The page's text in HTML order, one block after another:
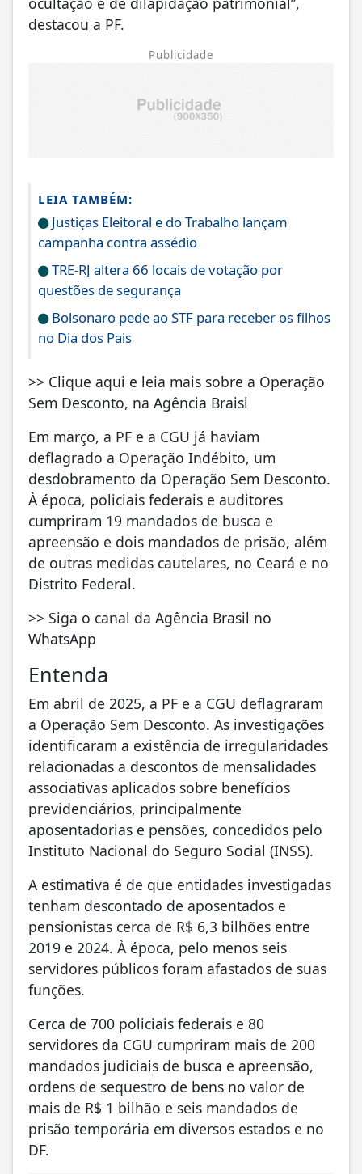
destacou a PF.
Publicidade
LEIA TAMBÉM:
Justiças Eleitoral e do Trabalho lançam
campanha contra assédio
TRE-RJ altera 66 locais de votação por
questões de segurança
Bolsonaro pede ao STF para receber os filhos
no Dia dos Pais
>> Clique aqui e leia mais sobre a Operação
Sem Desconto, na Agência Braisl
Em março, a PF e a CGU já haviam
deflagrado a Operação Indébito, um
desdobramento da Operação Sem Desconto.
À época, policiais federais e auditores
cumpriram 19 mandados de busca e
apreensão e dois mandados de prisão, além
de outras medidas cautelares, no Ceará e no
Distrito Federal.
>> Siga o canal da Agência Brasil no
WhatsApp
Entenda
Em abril de 2025, a PF e a CGU deflagraram
a Operação Sem Desconto. As investigações
identificaram a existência de irregularidades
relacionadas a descontos de mensalidades
associativas aplicados sobre benefícios
previdenciários, principalmente
aposentadorias e pensões, concedidos pelo
Instituto Nacional do Seguro Social (INSS).
A estimativa é de que entidades investigadas
tenham descontado de aposentados e
pensionistas cerca de R$ 6,3 bilhões entre
2019 e 2024. À época, pelo menos seis
servidores públicos foram afastados de suas
funções.
Cerca de 700 policiais federais e 80
servidores da CGU cumpriram mais de 200
mandados judiciais de busca e apreensão,
ordens de sequestro de bens no valor de
mais de R$ 1 bilhão e seis mandados de
prisão temporária em diversos estados e no
DF.